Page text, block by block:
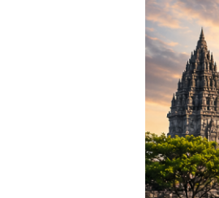
Yogyakarta
–
Promo
DP
Ringan
&
Cicilan
Mulai